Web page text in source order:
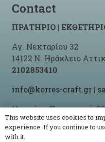
Contact
ΠΡΑΤΗΡΙΟ |
Αγ. Νεκταρίου 32
14122 Ν. Ηράκλειο
2102853410
info@korres-craft.gr |
(Δευτέρα-Παρασκευή:
This website uses cookies to
experience. If you continue to
with it.